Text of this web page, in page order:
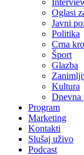
Oglasi
Javni
Politika
Crna
Šport
Glazba
Kultura
Dnevna
Program
Marketing
Kontakti
Slušaj uživo
Podcast